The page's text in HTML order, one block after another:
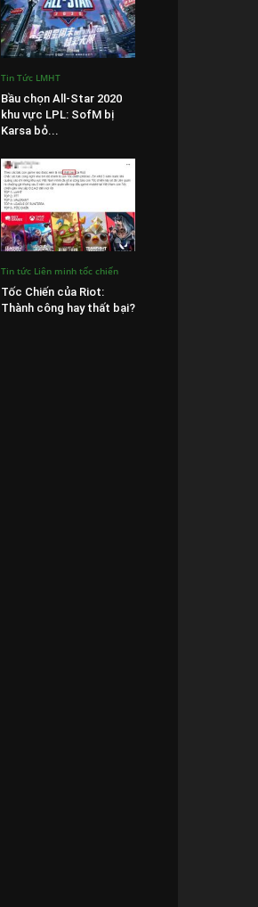
Tin Tức LMHT
Bầu chọn All-Star 2020
khu vực LPL: SofM bị
Karsa bỏ...
Tin tức Liên minh tốc chiến
Tốc Chiến của Riot:
Thành công hay thất bại?